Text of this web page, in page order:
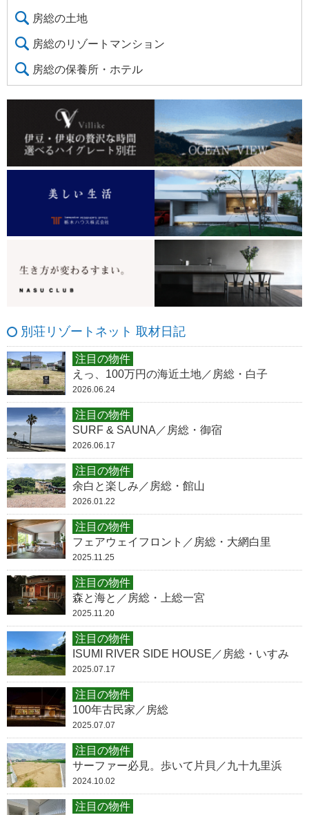
房総の土地
房総のリゾートマンション
房総の保養所・ホテル
別荘リゾートネット 取材日記
注目の物件
えっ、100万円の海近土地／房総・白子
2026.06.24
注目の物件
SURF & SAUNA／房総・御宿
2026.06.17
注目の物件
余白と楽しみ／房総・館山
2026.01.22
注目の物件
フェアウェイフロント／房総・大網白里
2025.11.25
注目の物件
森と海と／房総・上総一宮
2025.11.20
注目の物件
ISUMI RIVER SIDE HOUSE／房総・いすみ
2025.07.17
注目の物件
100年古民家／房総
2025.07.07
注目の物件
サーファー必見。歩いて片貝／九十九里浜
2024.10.02
注目の物件